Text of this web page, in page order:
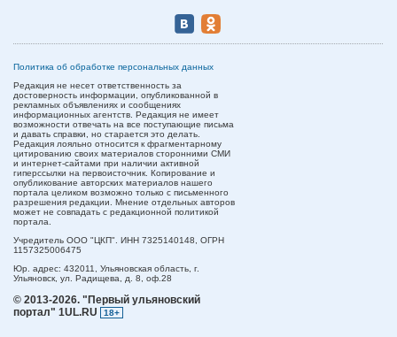
Политика об обработке персональных данных
Редакция не несет ответственность за
достоверность информации, опубликованной в
рекламных объявлениях и сообщениях
информационных агентств. Редакция не имеет
возможности отвечать на все поступающие письма
и давать справки, но старается это делать.
Редакция лояльно относится к фрагментарному
цитированию своих материалов сторонними СМИ
и интернет-сайтами при наличии активной
гиперссылки на первоисточник. Копирование и
опубликование авторских материалов нашего
портала целиком возможно только с письменного
разрешения редакции. Мнение отдельных авторов
может не совпадать с редакционной политикой
портала.
Учредитель ООО "ЦКП". ИНН 7325140148, ОГРН
1157325006475
Юр. адрес: 432011, Ульяновская область, г.
Ульяновск, ул. Радищева, д. 8, оф.28
© 2013-2026. "Первый ульяновский
портал" 1UL.RU
18+